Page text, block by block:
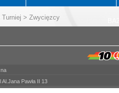
Turniej > Zwycięzcy
Pawła II 13